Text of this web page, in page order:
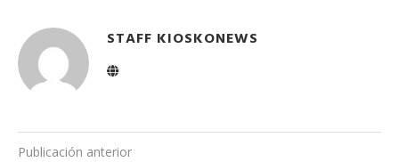
STAFF KIOSKONEWS
Publicación anterior